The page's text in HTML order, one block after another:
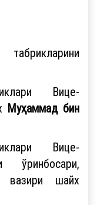
Вице-
Муҳаммад бин
Вице-
вазири шайх